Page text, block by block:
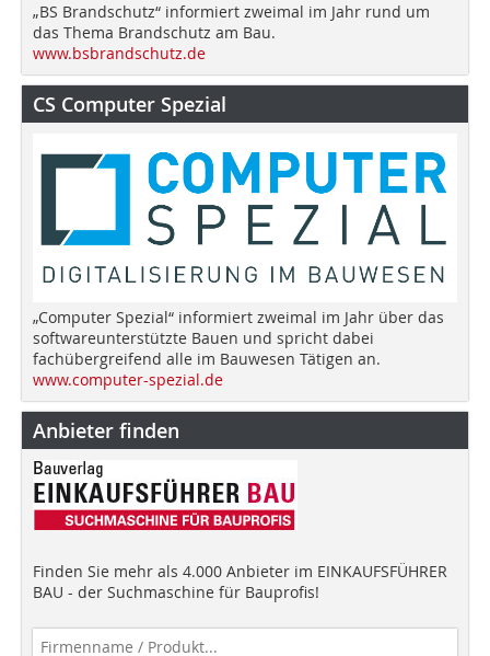
„BS Brandschutz“ informiert zweimal im Jahr rund um
das Thema Brandschutz am Bau.
www.bsbrandschutz.de
CS Computer Spezial
„Computer Spezial“ informiert zweimal im Jahr über das
softwareunterstützte Bauen und spricht dabei
fachübergreifend alle im Bauwesen Tätigen an.
www.computer-spezial.de
Anbieter finden
Finden Sie mehr als 4.000 Anbieter im EINKAUFSFÜHRER
BAU - der Suchmaschine für Bauprofis!